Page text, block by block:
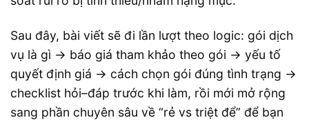
Sau đây, bài viết sẽ đi lần lượt theo logic: gói dịch
vụ là gì → báo giá tham khảo theo gói → yếu tố
quyết định giá → cách chọn gói đúng tình trạng →
checklist hỏi–đáp trước khi làm, rồi mới mở rộng
sang phần chuyên sâu về “rẻ vs triệt để” để bạn